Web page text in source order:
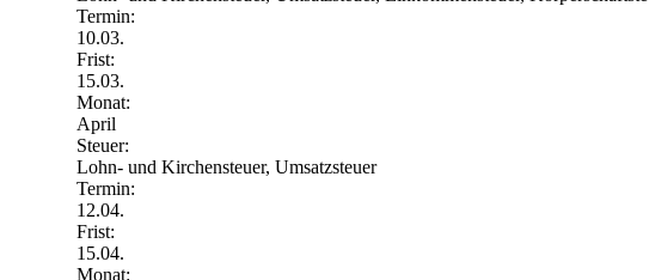
Termin:
10.03.
Frist:
15.03.
Monat:
April
Steuer:
Lohn- und Kirchensteuer, Umsatzsteuer
Termin:
12.04.
Frist:
15.04.
Monat: